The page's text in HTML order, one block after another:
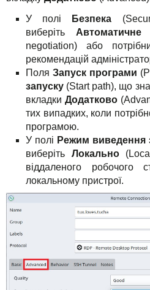
У полі
Безпека
виберіть Автоматичне
negotiation) або
рекомендацій
Поля Запуск програми
запуску (Start path), що
вкладки Додатково
тих випадких, коли
програмою.
У полі Режим виведення
виберіть Локально
віддаленого робочого
локальному пристрої.